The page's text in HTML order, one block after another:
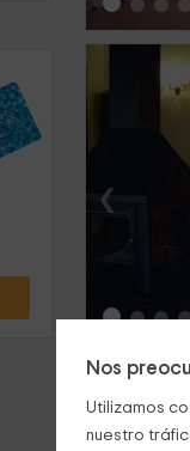
Nos
Utilizamos
nuestro
‹